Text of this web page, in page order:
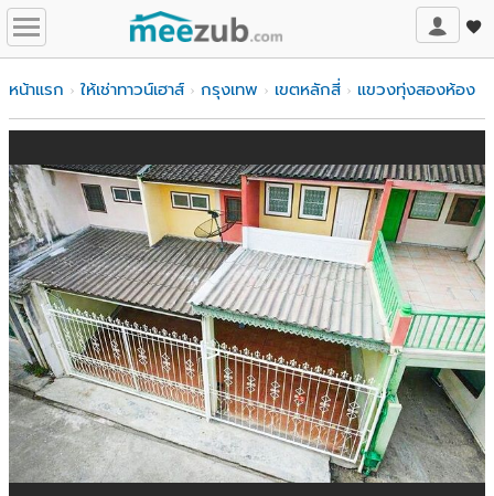
หน้าแรก ให้เช่าทาวน์เฮาส์ กรุงเทพ เขตหลักสี่ แขวงทุ่งสองห้อง